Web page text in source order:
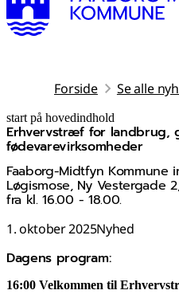
Forside Se alle
start på hovedindhold
Erhvervstræf for landbrug,
fødevarevirksomheder
Faaborg-Midtfyn
Løgismose, Ny Vestergade
fra kl. 16.00 - 18.00.
1. oktober 2025Nyhed
senest opdateret 4. november 2025
Dagens program:
16:00 Velkommen til